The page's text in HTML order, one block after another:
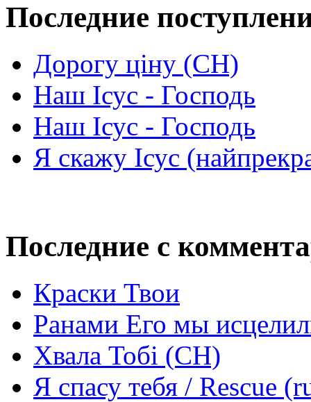
Последние
Дорогу ціну (СН)
Наш Ісус - Господь
Наш Ісус - Господь
Я скажу Ісус
Последние с
Краски Твои
Ранами Его мы
Хвала Тобі (СН)
Я спасу тебя / Rescue